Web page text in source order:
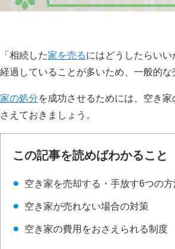
「相続した家を売るにはどうしたらい
経過していることが多いため、一般的
家の処分を成功させるためには、空き
さえておきましょう。
この記事を読めばわかること
空き家を売却する・手放す6つの方
空き家が売れない場合の対策
空き家の費用をおさえられる制度